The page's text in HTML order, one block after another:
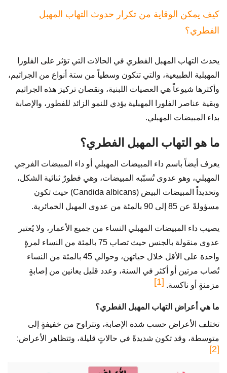
كيف يمكن الوقاية من تكرار حدوث التهاب المهبل
الفطري؟
يحدث التهاب المهبل الفطري في الحالات التي تؤثر على الفلورا
المهبلية الطبيعية، والتي تتكون وسطياً من ستة أنواع من الجراثيم،
وأكثرها شيوعاً هي العصيات اللبنية، ونقصان تركيز هذه الجراثيم
وبقية عناصر الفلورا المهبلية يؤدي للنمو الزائد للفطور، والإصابة
بداء المبيضات المهبلي.
ما هو التهاب المهبل الفطري؟
يعرف أيضاً باسم داء المبيضات المهبلي أو داء المبيضات الفرجي
المهبلي، وهو عدوى تُسبّبه المبيضات، وهي فطورٌ ثنائية الشكل،
وتحديداً المبيضات البيض (Candida albicans) حيث تكون
مسؤولةً عن 85 إلى 90 بالمئة من عدوى المهبل الخمائرية.
يصيب داء المبيضات المهبلي النساء من جميع الأعمار، ولا يُعتبر
عدوى منقولة بالجنس حيث تصاب 75 بالمئة من النساء لمرةٍ
واحدة على الأقل خلال حياتهن، وحوالي 45 بالمئة من النساء
تُصاب مرتين أو أكثر في السنة، وعدد قليل يعانين من إصابةٍ
مزمنةٍ أو ناكسة. [1]
ما هي أعراض التهاب المهبل الفطري؟
تختلف الأعراض حسب شدة الإصابة، وتتراوح من خفيفةٍ إلى
متوسطة، وقد تكون شديدةً في حالاتٍ قليلة، وتتظاهر الأعراض:
[2]